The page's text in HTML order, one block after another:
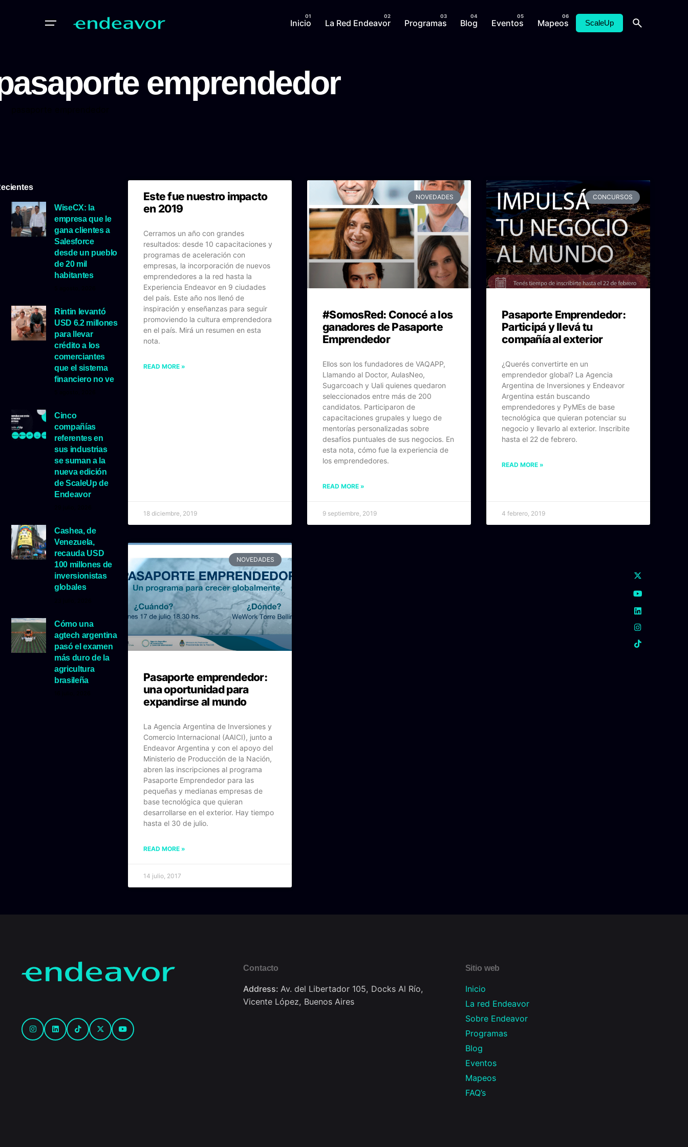
Inicio La Red Endeavor Programas Blog Eventos Mapeos ScaleUp
emprendedor
WiseCX: la
empresa que le
gana clientes a
Salesforce
desde un pueblo
de 20 mil
habitantes
Rintin levantó
USD 6.2 millones
para llevar
crédito a los
comerciantes
que el sistema
financiero no ve
Cinco
compañías
referentes en
sus industrias
se suman a la
nueva edición
de ScaleUp de
Endeavor
Cashea, de
Venezuela,
recauda USD
100 millones de
inversionistas
globales
Cómo una
agtech argentina
pasó el examen
más duro de la
agricultura
brasileña
Este fue nuestro impacto
en 2019
Cerramos un año con grandes
resultados: desde 10 capacitaciones y
programas de aceleración con
empresas, la incorporación de nuevos
emprendedores a la red hasta la
Experiencia Endeavor en 9 ciudades
del país. Este año nos llenó de
inspiración y enseñanzas para seguir
promoviendo la cultura emprendedora
en el país. Mirá un resumen en esta
nota.
READ MORE »
18 diciembre, 2019
NOVEDADES
#SomosRed: Conocé a los
ganadores de Pasaporte
Emprendedor
Ellos son los fundadores de VAQAPP,
Llamando al Doctor, AulasNeo,
Sugarcoach y Uali quienes quedaron
seleccionados entre más de 200
candidatos. Participaron de
capacitaciones grupales y luego de
mentorías personalizadas sobre
desafíos puntuales de sus negocios. En
esta nota, cómo fue la experiencia de
los emprendedores.
READ MORE »
9 septiembre, 2019
CONCURSOS
Pasaporte Emprendedor:
Participá y llevá tu
compañía al exterior
¿Querés convertirte en un
emprendedor global? La Agencia
Argentina de Inversiones y Endeavor
Argentina están buscando
emprendedores y PyMEs de base
tecnológica que quieran potenciar su
negocio y llevarlo al exterior. Inscribite
hasta el 22 de febrero.
READ MORE »
4 febrero, 2019
NOVEDADES
Pasaporte emprendedor:
una oportunidad para
expandirse al mundo
La Agencia Argentina de Inversiones y
Comercio Internacional (AAICI), junto a
Endeavor Argentina y con el apoyo del
Ministerio de Producción de la Nación,
abren las inscripciones al programa
Pasaporte Emprendedor para las
pequeñas y medianas empresas de
base tecnológica que quieran
desarrollarse en el exterior. Hay tiempo
hasta el 30 de julio.
READ MORE »
14 julio, 2017
Contacto
Address: Av. del Libertador 105, Docks Al Río,
Vicente López, Buenos Aires
Sitio web
Inicio
La red Endeavor
Sobre Endeavor
Programas
Blog
Eventos
Mapeos
FAQ’s